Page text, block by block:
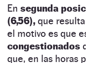
En segunda
(6,56), que
el motivo es que
congestionados
que, en las horas